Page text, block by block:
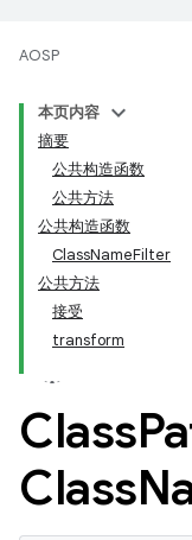
AOSP
本页内容
摘要
公共构造函数
公共方法
公共构造函数
ClassNameFilter
公共方法
接受
transform
Class
Class